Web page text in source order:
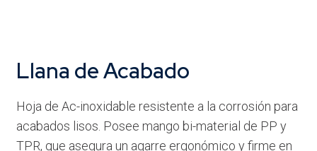
Llana de Acabado
Hoja de Ac-inoxidable resistente a la corrosión para
acabados lisos. Posee mango bi-material de PP y
TPR, que asegura un agarre ergonómico y firme en